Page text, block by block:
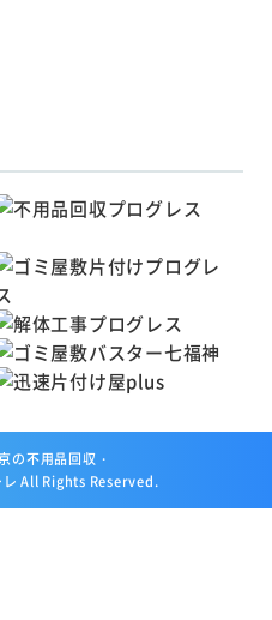
の不用品回収・
All Rights Reserved.